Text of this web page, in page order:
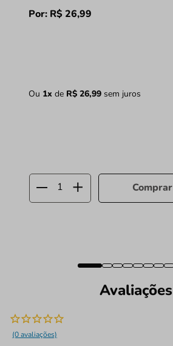
Por: R$ 26,99
Ou 1x de R$ 26,99sem juros
Comprar
Avaliações
(0 avaliações)